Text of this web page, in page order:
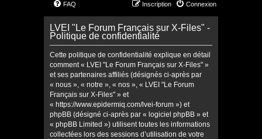
FAQ Connexion
Inscription
LVEI "Le Forum Français sur X-Files" -
Politique de confidentialité
Cette politique de confidentialité explique en détail
comment « LVEI "Le Forum Français sur X-Files" »
et ses partenaires affiliés (désignés ci-après par
« nous », « notre », « nos », « LVEI "Le Forum
Français sur X-Files" » et
« https://www.epidermiq.com/lvei-forum ») et
phpBB (désigné ci-après par « logiciel phpBB » et
« phpBB Limited ») utilisent toutes les informations
collectées lors des sessions d’utilisation de votre